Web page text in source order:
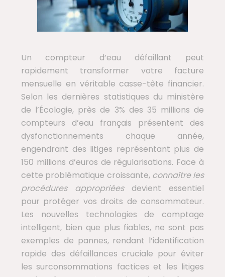
Un compteur d’eau défaillant peut
rapidement transformer votre facture
mensuelle en véritable casse-tête financier.
Selon les dernières statistiques du ministère
de l’Écologie, près de 3% des 35 millions de
compteurs d’eau français présentent des
dysfonctionnements chaque année,
engendrant des litiges représentant plus de
150 millions d’euros de régularisations. Face à
cette problématique croissante, connaître les
procédures appropriées devient essentiel
pour protéger vos droits de consommateur.
Les nouvelles technologies de comptage
intelligent, bien que plus fiables, ne sont pas
exemples de pannes, rendant l’identification
rapide des défaillances cruciale pour éviter
les surconsommations factices et les litiges